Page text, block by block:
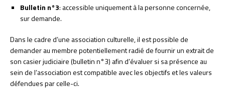
Bulletin n°3: accessible uniquement à la personne concernée,
sur demande.
Dans le cadre d’une association culturelle, il est possible de
demander au membre potentiellement radié de fournir un extrait de
son casier judiciaire (bulletin n°3) afin d’évaluer si sa présence au
sein de l’association est compatible avec les objectifs et les valeurs
défendues par celle-ci.